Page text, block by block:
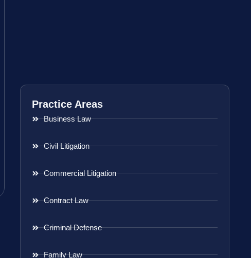
Practice Areas
Business Law
Civil Litigation
Commercial Litigation
Contract Law
Criminal Defense
Family Law